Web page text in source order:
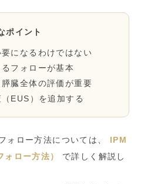
ポイント
になるわけではない
フォローが基本
臓全体の評価が重要
EUS）を追加する
ォロー方法については、 IPM
ォロー方法） で詳しく解説し